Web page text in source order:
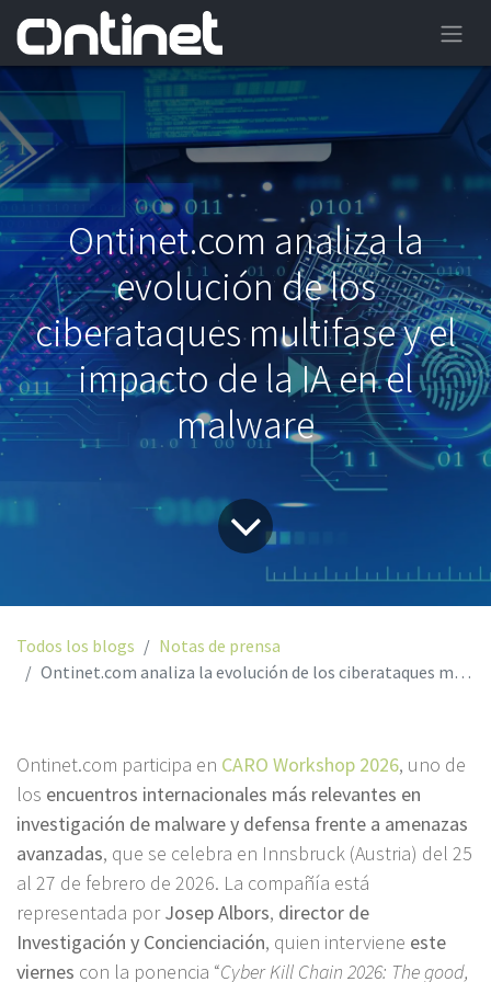
Ontinet.com analiza la
evolución de los
ciberataques multifase y el
impacto de la IA en el
malware
Todos los blogs
Notas de prensa
Ontinet.com analiza la evolución de los ciberataques multifase y el impacto de la IA en el malware
Ontinet.com participa en CARO Workshop 2026, uno de
los encuentros internacionales más relevantes en
investigación de malware y defensa frente a amenazas
avanzadas, que se celebra en Innsbruck (Austria) del 25
al 27 de febrero de 2026. La compañía está
representada porJosep Albors, director de
Investigación y Concienciación, quien interviene este
viernes con la ponencia “Cyber Kill Chain 2026: The good,